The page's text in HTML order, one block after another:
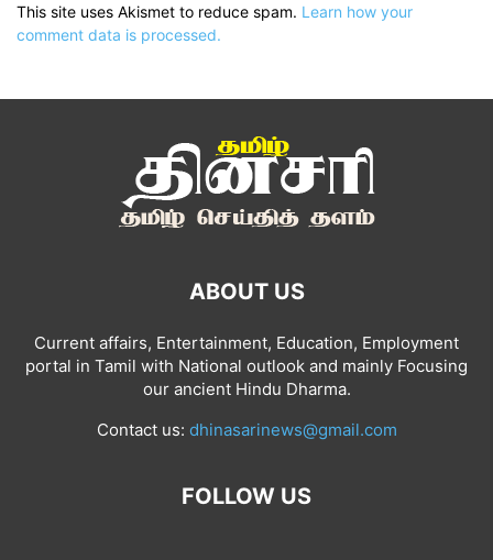
This site uses Akismet to reduce spam. Learn how your
comment data is processed.
ABOUT US
Current affairs, Entertainment, Education, Employment
portal in Tamil with National outlook and mainly Focusing
our ancient Hindu Dharma.
Contact us: dhinasarinews@gmail.com
FOLLOW US